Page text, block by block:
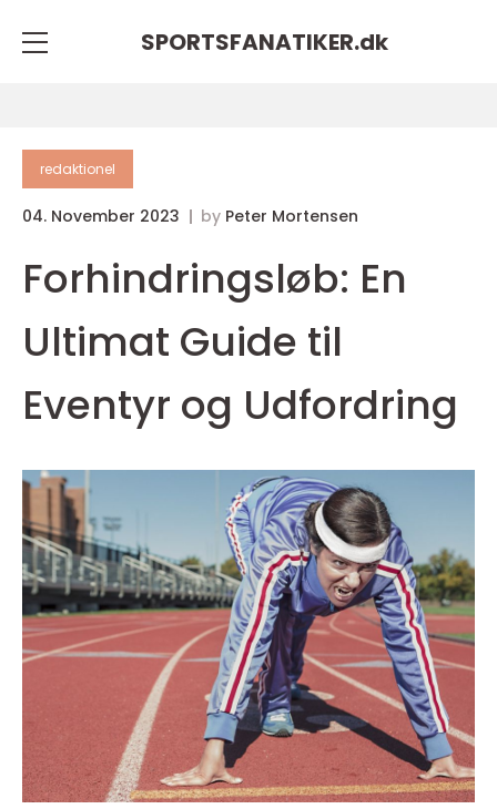
SPORTSFANATIKER.dk
redaktionel
04. November 2023 by Peter Mortensen
Forhindringsløb: En
Ultimat Guide til
Eventyr og Udfordring